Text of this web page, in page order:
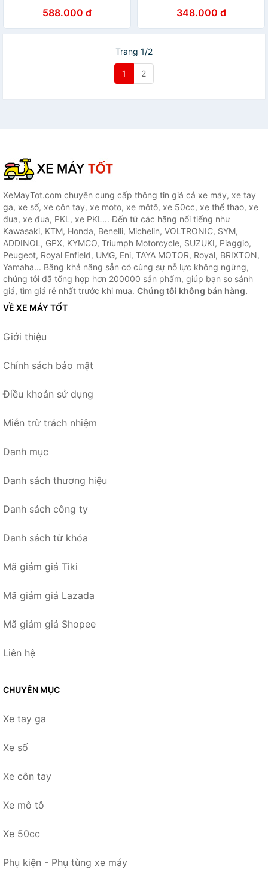
588.000 đ 348.000 đ
Trang 1/2
1 2
XeMayTot.com chuyên cung cấp thông tin giá cả xe máy, xe tay
ga, xe số, xe côn tay, xe moto, xe môtô, xe 50cc, xe thể thao, xe
đua, xe đua, PKL, xe PKL... Đến từ các hãng nổi tiếng như
Kawasaki, KTM, Honda, Benelli, Michelin, VOLTRONIC, SYM,
ADDINOL, GPX, KYMCO, Triumph Motorcycle, SUZUKI, Piaggio,
Peugeot, Royal Enfield, UMG, Eni, TAYA MOTOR, Royal, BRIXTON,
Yamaha... Bằng khả năng sẵn có cùng sự nỗ lực không ngừng,
chúng tôi đã tổng hợp hơn 200000 sản phẩm, giúp bạn so sánh
giá, tìm giá rẻ nhất trước khi mua. Chúng tôi không bán hàng.
VỀ XE MÁY TỐT
Giới thiệu
Chính sách bảo mật
Điều khoản sử dụng
Miễn trừ trách nhiệm
Danh mục
Danh sách thương hiệu
Danh sách công ty
Danh sách từ khóa
Mã giảm giá Tiki
Mã giảm giá Lazada
Mã giảm giá Shopee
Liên hệ
CHUYÊN MỤC
Xe tay ga
Xe số
Xe côn tay
Xe mô tô
Xe 50cc
Phụ kiện - Phụ tùng xe máy